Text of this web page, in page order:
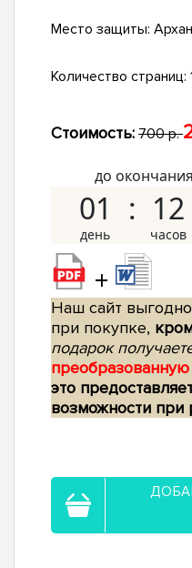
Место защиты:
Количество страниц:
Стоимость: 700 р.
до
01 12
+
Наш сайт выгодно
при покупке,
подарок
это
возможности при